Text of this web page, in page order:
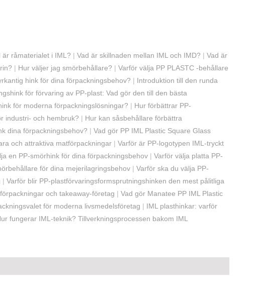
är råmaterialet i IML? | Vad är skillnaden mellan IML och IMD? | Vad är
| Hur väljer jag smörbehållare? | Varför välja PP PLASTC -behållare
hink för dina förpackningsbehov? | Introduktion till den runda
för förvaring av PP-plast: Vad gör den till den bästa
för moderna förpackningslösningar? | Hur förbättrar PP-
industri- och hembruk? | Hur kan såsbehållare förbättra
dina förpackningsbehov? | Vad gör PP IML Plastic Square Glass
och attraktiva matförpackningar | Varför är PP-logotypen IML-tryckt
en PP-smörhink för dina förpackningsbehov | Varför välja platta PP-
för dina mejerilagringsbehov | Varför ska du välja PP-
| Varför blir PP-plastförvaringsformsprutningshinken den mest pålitliga
och takeaway-företag | Vad gör Manatee PP IML Plastic
för moderna livsmedelsföretag | IML plasthinkar: varför
fungerar IML-teknik? Tillverkningsprocessen bakom IML